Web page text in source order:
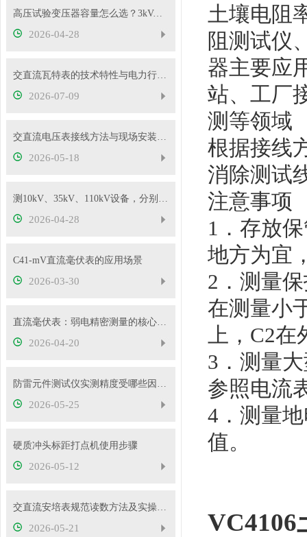
高压试验变压器容量怎么选？3kVA、5kVA、10kVA够用吗
2026-04-28
交直流瓦特表的技术特性与电力行业应用实践
2026-07-09
交直流电压表接线方法与现场安装实操教程
2026-05-18
测10kV、35kV、110kV设备，分别选哪种高压试验变压器？
2026-04-28
C41-mV直流毫伏表的应用场景
2026-03-30
直流毫伏表：弱电精密测量的核心工具
2026-04-20
防雷元件测试仪实测精度受哪些因素影响？如何判断仪器好坏？
2026-05-25
硬质冲头标距打点机使用步骤
2026-05-12
交直流安培表规范读数方法及实操要点
2026-05-21
土壤电阻
阻测试仪
器主要应
站、工厂
测等领域
根据接线
消除测试
注意事项
1．存放
地方为宜
2．测量
在测量小
上，C2在
3．测量
参照电流
4．测量
值。
VC4106